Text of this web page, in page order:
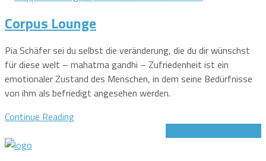
Corpus Lounge
Pia Schäfer sei du selbst die veränderung, die du dir wünschst
für diese welt – mahatma gandhi – Zufriedenheit ist ein
emotionaler Zustand des Menschen, in dem seine Bedürfnisse
von ihm als befriedigt angesehen werden.
Continue Reading